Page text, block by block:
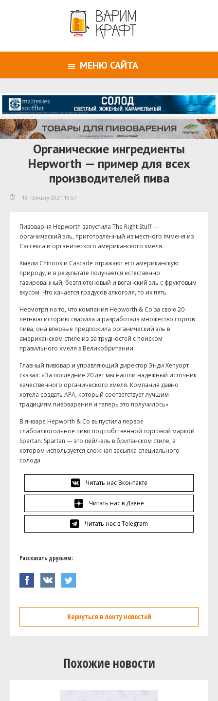
МЕНЮ САЙТА
Органические ингредиенты
Hepworth — пример для всех
производителей пива
18 February 2021 18:57
Пивоварня Hepworth запустила The Right Stuff —
органический эль, приготовленный из местного ячменя из
Сассекса и органического американского хмеля.
Хмели Chinook и Cascade отражают его американскую
природу, и в результате получается естественно
газированный, безглютеновый и веганский эль с фруктовым
вкусом. Что качается градусов алкоголя, то их пять.
Несмотря на то, что компания Hepworth & Co за свою 20-
летнюю историю сварила и разработала множество сортов
пива, она впервые предложила органический эль в
американском стиле из-за трудностей с поиском
правильного хмеля в Великобритании.
Главный пивовар и управляющий директор Энди Хепуорт
сказал: «За последние 20 лет мы нашли надежный источник
качественного органического хмеля. Компания давно
хотела создать APA, который соответствует лучшим
традициям пивоварения и теперь это получилось»
В январе Hepworth & Co выпустила первое
слабоалкогольное пиво под собственной торговой маркой
Spartan. Spartan — это пейл-эль в британском стиле, в
котором используется сложная засыпка специального
солода.
Читать нас Вконтакте
Читать нас в Дзене
Читать нас в Telegram
Рассказать друзьям:
Вернуться в ленту новостей
Похожие новости